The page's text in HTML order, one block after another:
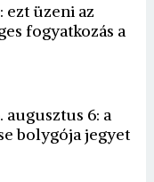
ezt üzeni az
fogyatkozás a
6: a
bolygója jegyet